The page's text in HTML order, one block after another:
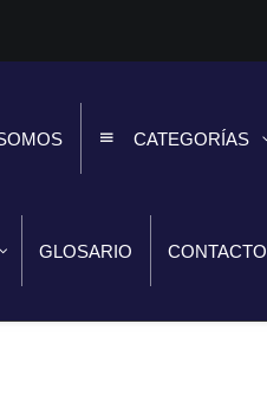
CATEGORÍAS
GLOSARIO CONTACTO